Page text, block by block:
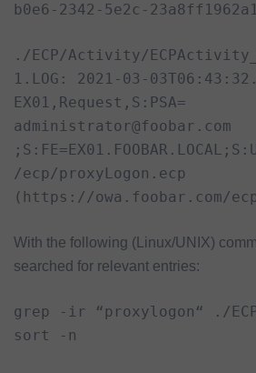
b0e6-2342-5e2c-
./ECP/Activity/
1.LOG: 2021-03-
EX01,Request,S:PSA=
administrator@foobar.com
/ecp/proxyLogon.ecp
(https://owa.foobar.com/
With the following (Linux/UNIX)
searched for relevant entries:
grep -ir “proxylogon“ ./
sort -n